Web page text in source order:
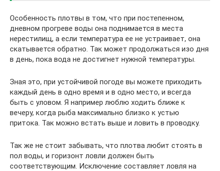
Особенность плотвы в том, что при постепенном,
дневном прогреве воды она поднимается в места
нерестилищ, а если температура ее не устраивает, она
скатывается обратно. Так может продолжаться изо дня
в день, пока вода не достигнет нужной температуры.
Зная это, при устойчивой погоде вы можете приходить
каждый день в одно время и в одно место, и всегда
быть с уловом. Я например люблю ходить ближе к
вечеру, когда рыба максимально близко к устью
притока. Так можно встать выше и ловить в проводку.
Так же не стоит забывать, что плотва любит стоять в
пол воды, и горизонт ловли должен быть
соответствующим. Исключение составляет ловля на